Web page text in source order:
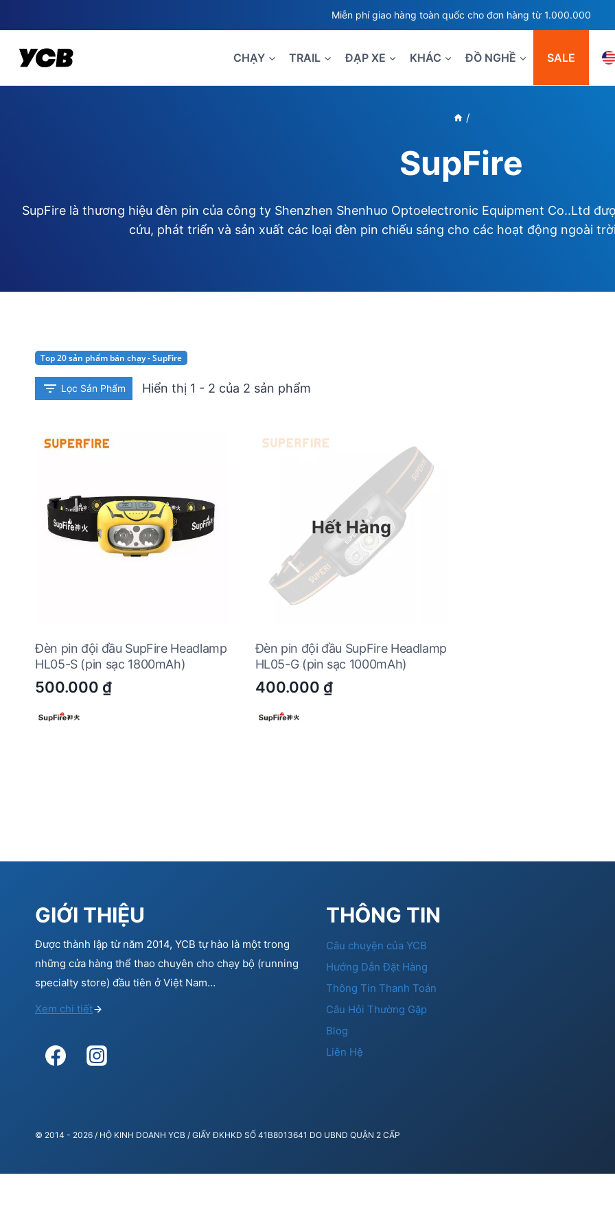
to
content
Miễn phí giao hàng toàn quốc cho đơn hàng từ 1.000.000
CHẠY TRAIL ĐẠP XE KHÁC ĐỒ NGHỀ SALE
/
SupFire
SupFire là thương hiệu đèn pin của công ty Shenzhen Shenhuo Optoelectronic Equipment Co..Ltd
cứu, phát triển và sản xuất các loại đèn pin chiếu sáng cho các hoạt động ngoài
Top 20 sản phẩm bán chạy - SupFire
Lọc Sản Phẩm Hiển thị 1 - 2 của 2 sản phẩm
Đèn pin đội đầu SupFire Headlamp
HL05-S (pin sạc 1800mAh)
500.000 ₫
Hết Hàng
Đèn pin đội đầu SupFire Headlamp
HL05-G (pin sạc 1000mAh)
400.000 ₫
GIỚI THIỆU
Được thành lập từ năm 2014, YCB tự hào là một trong
những cửa hàng thể thao chuyên cho chạy bộ (running
specialty store) đầu tiên ở Việt Nam…
Xem chi tiết
THÔNG TIN
Câu chuyện của YCB
Hướng Dẫn Đặt Hàng
Thông Tin Thanh Toán
Câu Hỏi Thường Gặp
Blog
Liên Hệ
© 2014 - 2026 / HỘ KINH DOANH YCB / GIẤY ĐKHKD SỐ 41B8013641 DO UBND QUẬN 2 CẤP